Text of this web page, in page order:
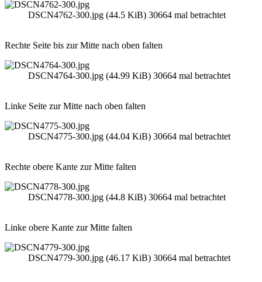
DSCN4762-300.jpg (44.5 KiB) 30664 mal betrachtet
Rechte Seite bis zur Mitte nach oben falten
DSCN4764-300.jpg (44.99 KiB) 30664 mal betrachtet
Linke Seite zur Mitte nach oben falten
DSCN4775-300.jpg (44.04 KiB) 30664 mal betrachtet
Rechte obere Kante zur Mitte falten
DSCN4778-300.jpg (44.8 KiB) 30664 mal betrachtet
Linke obere Kante zur Mitte falten
DSCN4779-300.jpg (46.17 KiB) 30664 mal betrachtet